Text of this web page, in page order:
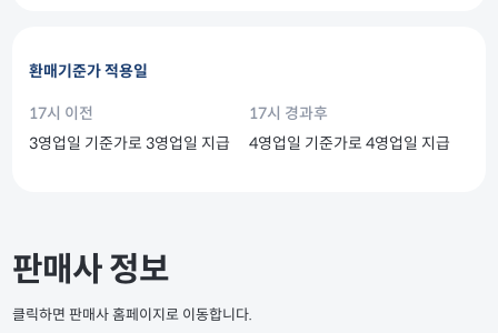
환매기준가 적용일
17시 이전
3영업일 기준가로 3영업일 지급
17시 경과후
4영업일 기준가로 4영업일 지급
판매사 정보
클릭하면 판매사 홈페이지로 이동합니다.